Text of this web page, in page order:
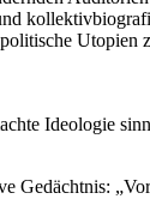
Ideologie
Gedächtnis: